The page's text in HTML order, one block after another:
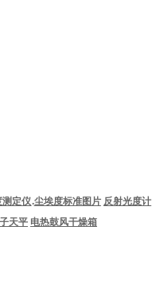
测定仪.尘埃度标准图片 反射光度计
天平 电热鼓风干燥箱